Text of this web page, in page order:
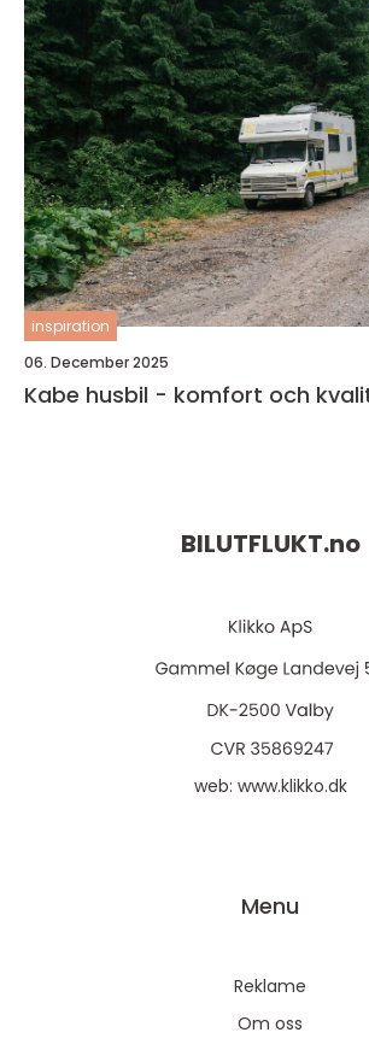
inspiration
06. December 2025
Kabe husbil - komfort och
BILUTFLUKT.no
web: www.klikko.dk
Menu
Reklame
Om oss